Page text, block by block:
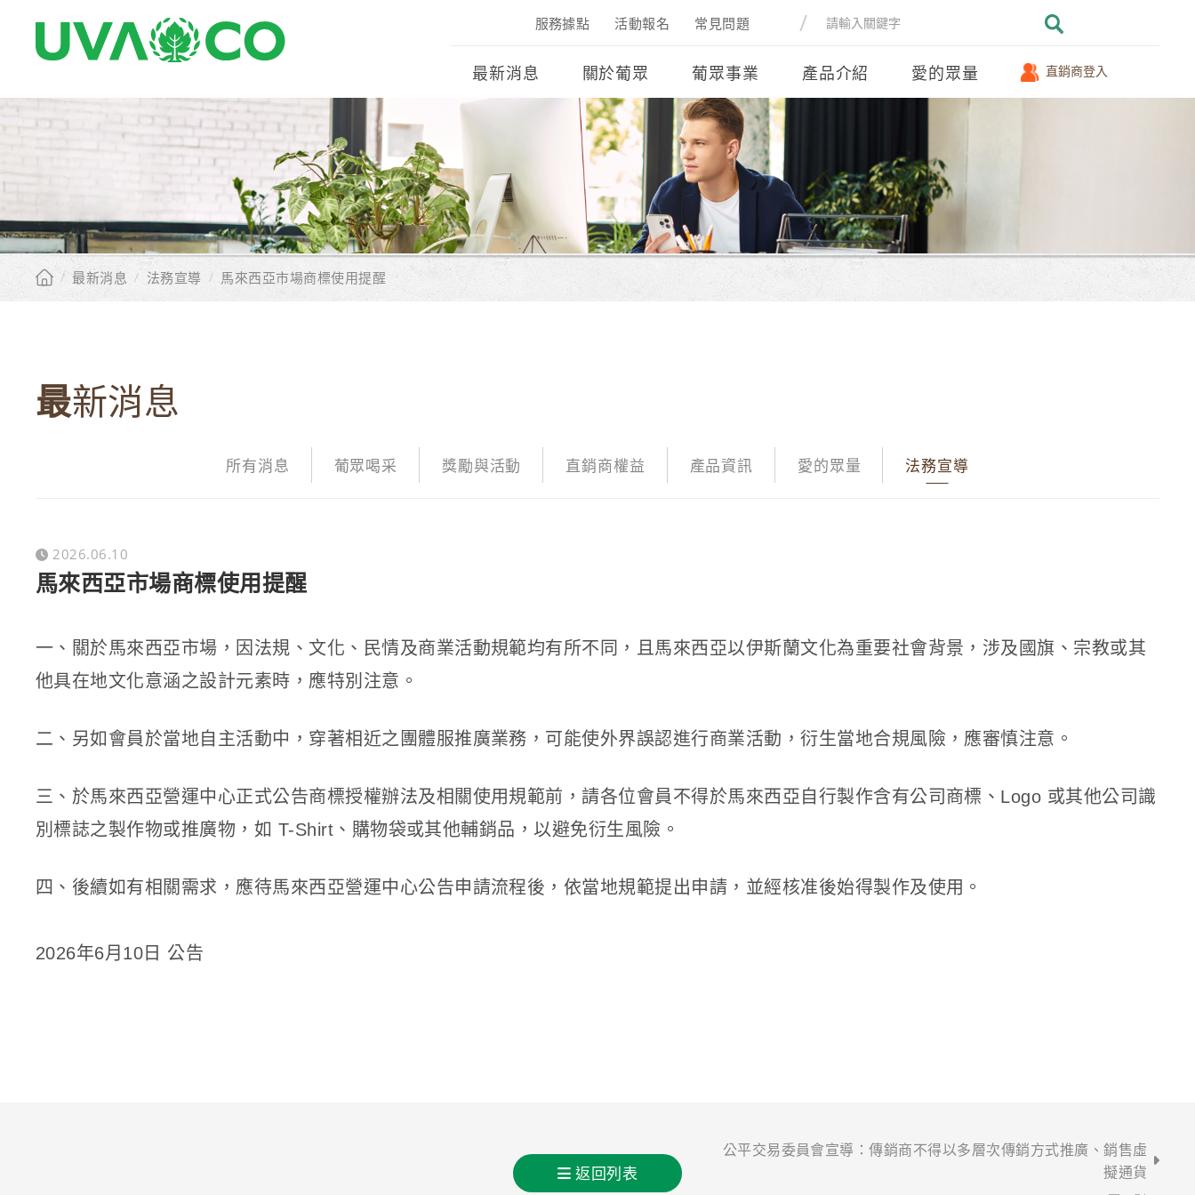
服務據點 活動報名 常見問題
最新消息 關於葡眾 葡眾事業 產品介紹 愛的眾量 直銷商登入
/ 最新消息 / 法務宣導 / 馬來西亞市場商標使用提醒
最新消息
所有消息 葡眾喝采 獎勵與活動 直銷商權益 產品資訊 愛的眾量 法務宣導
2026.06.10
馬來西亞市場商標使用提醒
一、關於馬來西亞市場，因法規、文化、民情及商業活動規範均有所不同，且馬來西亞以伊斯蘭文化為重要社會背景，涉及國旗、宗教或其
他具在地文化意涵之設計元素時，應特別注意。
二、另如會員於當地自主活動中，穿著相近之團體服推廣業務，可能使外界誤認進行商業活動，衍生當地合規風險，應審慎注意。
三、於馬來西亞營運中心正式公告商標授權辦法及相關使用規範前，請各位會員不得於馬來西亞自行製作含有公司商標、Logo 或其他公司識
別標誌之製作物或推廣物，如 T-Shirt、購物袋或其他輔銷品，以避免衍生風險。
四、後續如有相關需求，應待馬來西亞營運中心公告申請流程後，依當地規範提出申請，並經核准後始得製作及使用。
2026年6月10日 公告
返回列表
公平交易委員會宣導：傳銷商不得以多層次傳銷方式推廣、銷售虛
擬通貨